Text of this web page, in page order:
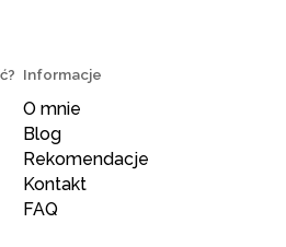
Informacje
O mnie
Blog
Rekomendacje
Kontakt
FAQ